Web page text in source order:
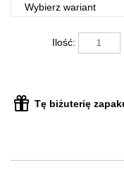
Ilość:
Tę biżuterię